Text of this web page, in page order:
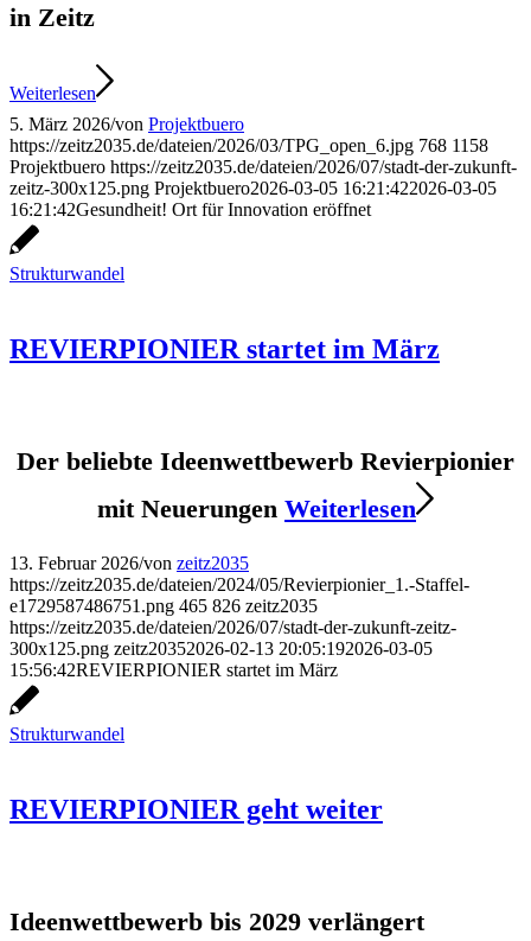
in Zeitz
Weiterlesen
5. März 2026/von Projektbuero
https://zeitz2035.de/dateien/2026/03/TPG_open_6.jpg 768 1158
Projektbuero https://zeitz2035.de/dateien/2026/07/stadt-der-zukunft-
zeitz-300x125.png Projektbuero2026-03-05 16:21:422026-03-05
16:21:42Gesundheit! Ort für Innovation eröffnet
Strukturwandel
REVIERPIONIER startet im März
Der beliebte Ideenwettbewerb Revierpionier
mit Neuerungen Weiterlesen
13. Februar 2026/von zeitz2035
https://zeitz2035.de/dateien/2024/05/Revierpionier_1.-Staffel-
e1729587486751.png 465 826 zeitz2035
https://zeitz2035.de/dateien/2026/07/stadt-der-zukunft-zeitz-
300x125.png zeitz20352026-02-13 20:05:192026-03-05
15:56:42REVIERPIONIER startet im März
Strukturwandel
REVIERPIONIER geht weiter
Ideenwettbewerb bis 2029 verlängert